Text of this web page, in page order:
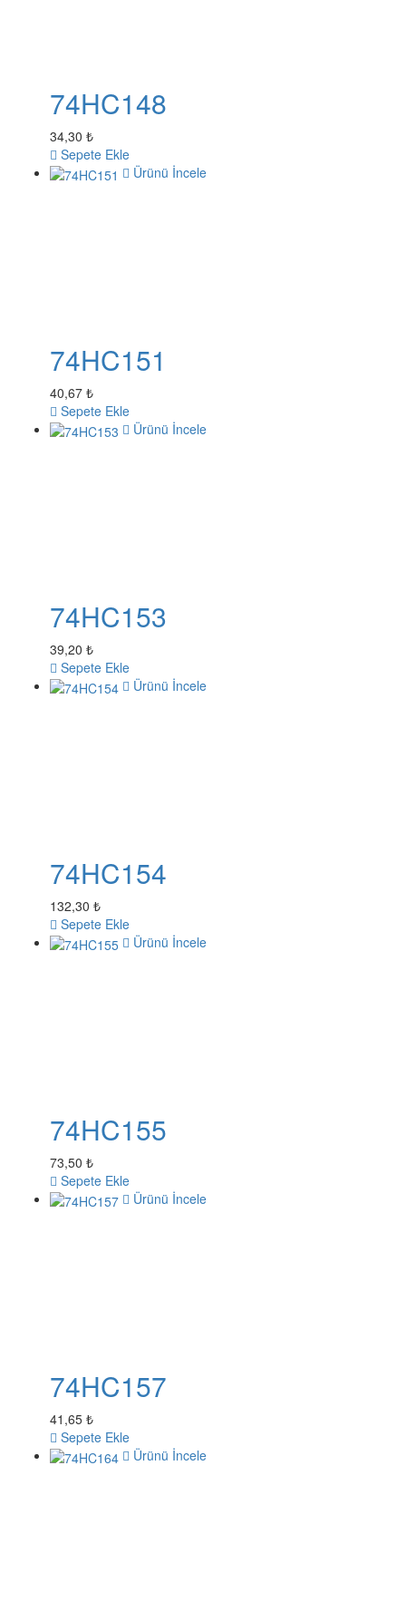
74HC148
34,30 ₺
Sepete Ekle
Ürünü İncele
74HC151
40,67 ₺
Sepete Ekle
Ürünü İncele
74HC153
39,20 ₺
Sepete Ekle
Ürünü İncele
74HC154
132,30 ₺
Sepete Ekle
Ürünü İncele
74HC155
73,50 ₺
Sepete Ekle
Ürünü İncele
74HC157
41,65 ₺
Sepete Ekle
Ürünü İncele